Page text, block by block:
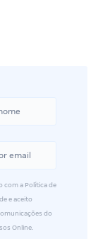
com a Política de
e aceito
do
Online.